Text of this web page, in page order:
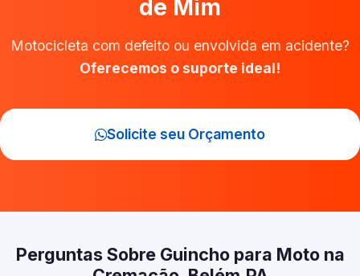
de Mim
Motocicleta com defeito ou envolvida em acidente?
Oferecemos o suporte ideal!
Solicite seu Orçamento
Perguntas Sobre Guincho para Moto na